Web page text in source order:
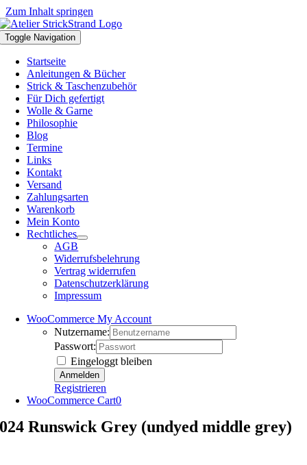
Zum Inhalt springen
Toggle Navigation
Startseite
Anleitungen & Bücher
Strick & Taschenzubehör
Für Dich gefertigt
Wolle & Garne
Philosophie
Blog
Termine
Links
Kontakt
Versand
Zahlungsarten
Warenkorb
Mein Konto
Rechtliches
AGB
Widerrufsbelehrung
Vertrag widerrufen
Datenschutzerklärung
Impressum
WooCommerce My Account
Nutzername:
Passwort:
Eingeloggt bleiben
Registrieren
WooCommerce Cart0
024 Runswick Grey (undyed middle grey)